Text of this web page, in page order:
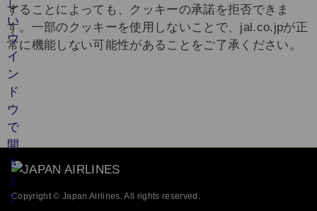
することによっても、クッキーの承諾を拒否できま
す。一部のクッキーを使用しないことで、jal.co.jpが正
常に機能しない可能性があることをご了承ください。
Copyright © Japan Airlines. All rights reserved.